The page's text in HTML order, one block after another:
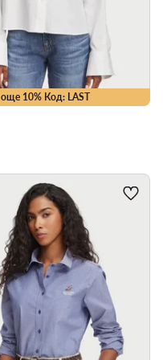
още 10% Код: LAST